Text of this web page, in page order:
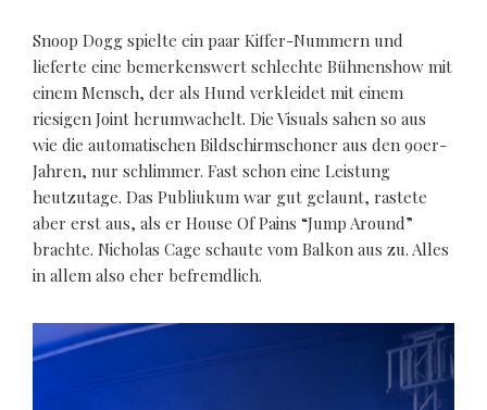
Snoop Dogg spielte ein paar Kiffer-Nummern und
lieferte eine bemerkenswert schlechte Bühnenshow mit
einem Mensch, der als Hund verkleidet mit einem
riesigen Joint herumwachelt. Die Visuals sahen so aus
wie die automatischen Bildschirmschoner aus den 90er-
Jahren, nur schlimmer. Fast schon eine Leistung
heutzutage. Das Publiukum war gut gelaunt, rastete
aber erst aus, als er House Of Pains “Jump Around”
brachte. Nicholas Cage schaute vom Balkon aus zu. Alles
in allem also eher befremdlich.